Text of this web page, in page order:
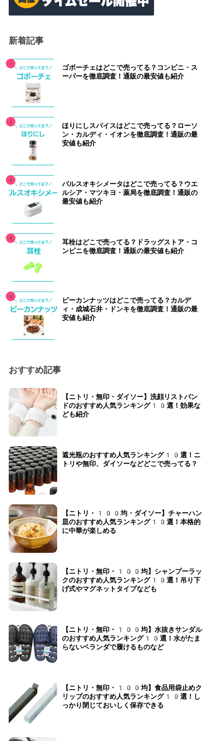
新着記事
ゴボーチェはどこで売ってる？コンビニ・ス
ーパーを徹底調査！通販の最安値も紹介
ほりにしスパイスはどこで売ってる？ローソ
ン・カルディ・イオンを徹底調査！通販の最
安値も紹介
パルスオキシメータはどこで売ってる？ウエ
ルシア・マツキヨ・薬局を徹底調査！通販の
最安値も紹介
耳栓はどこで売ってる？ドラッグストア・コ
ンビニを徹底調査！通販の最安値も紹介
ピーカンナッツはどこで売ってる？カルデ
ィ・成城石井・ドンキを徹底調査！通販の最
安値も紹介
おすすめ記事
【ニトリ・無印・ダイソー】洗顔リストバン
ドのおすすめ人気ランキング10選！効果な
ども紹介
遮光瓶のおすすめ人気ランキング10選！ニ
トリや無印、ダイソーなどどこで売ってる？
【ニトリ・100均・ダイソー】チャーハン
皿のおすすめ人気ランキング10選！本格的
に中華が楽しめる
【ニトリ・無印・100均】シャンプーラッ
クのおすすめ人気ランキング10選！吊り下
げ式やマグネットタイプなども
【ニトリ・無印・100均】水抜きサンダル
のおすすめ人気ランキング10選！水がたま
らないベランダで履けるものなど
【ニトリ・無印・100均】食品用袋止めク
リップのおすすめ人気ランキング10選！し
っかり閉じておいしく保存できる